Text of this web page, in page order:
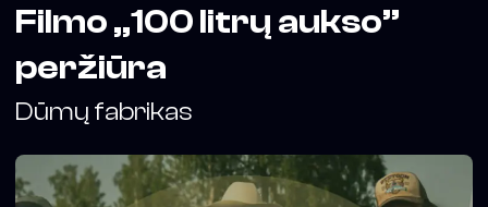
Filmo „100 litrų aukso”
peržiūra
Dūmų fabrikas